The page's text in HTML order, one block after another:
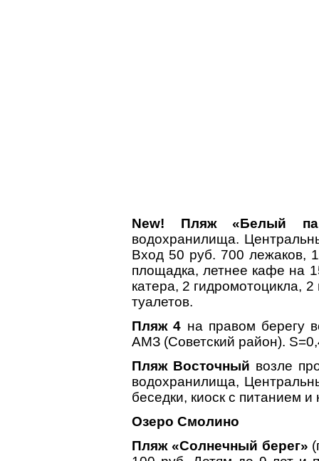
New! Пляж «Белый
водохранилища.
Вход 50 руб. 700 лежаков,
площадка, летнее кафе на
катера, 2 гидромотоцикла,
туалетов.
Пляж 4 на правом берегу
АМЗ (Советский район).
Пляж Восточный возле
водохранилища,
беседки, киоск с питанием и
Озеро Смолино
Пляж «Солнечный берег»